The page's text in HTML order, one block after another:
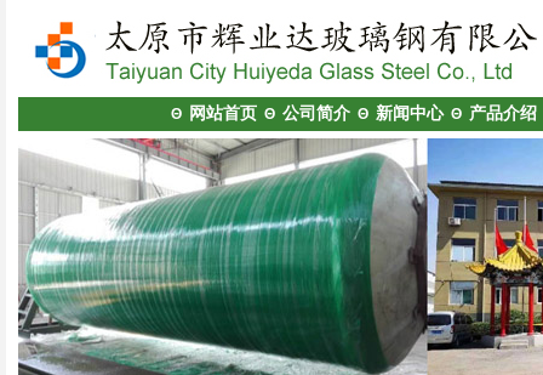
Θ 网站首页 Θ 公司简介Θ 新闻中心Θ 产品介绍